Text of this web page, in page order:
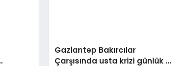
Gaziantep Bakırcılar
Çarşısında usta krizi günlük 2